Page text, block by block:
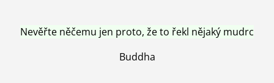
Nevěřte něčemu jen proto, že to řekl nějaký mudrc
Buddha